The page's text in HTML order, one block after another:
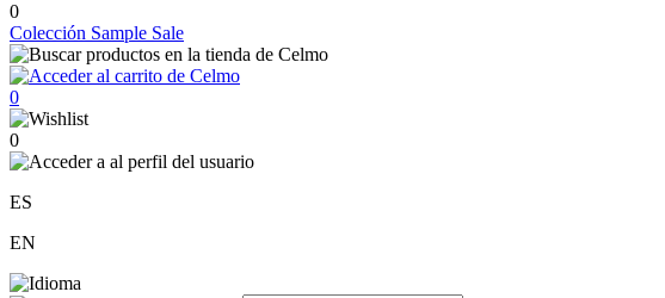
0
Colección Sample Sale
0
0
ES
EN